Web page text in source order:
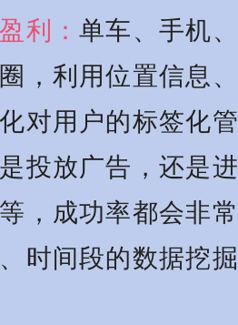
利：单车、手机
，利用位置信息
对用户的标签化
投放广告，还是
，成功率都会非
时间段的数据挖